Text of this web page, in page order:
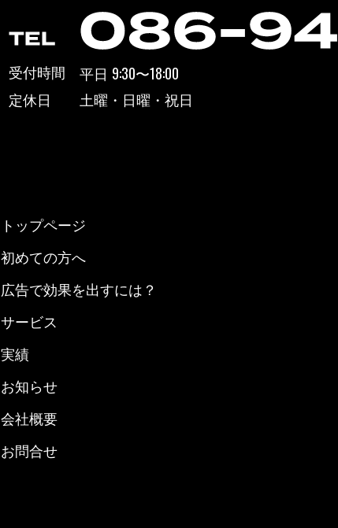
受付時間 平日 9:30〜18:00
定休日 土曜・日曜・祝日
トップページ
初めての方へ
広告で効果を出すには？
サービス
実績
お知らせ
会社概要
お問合せ